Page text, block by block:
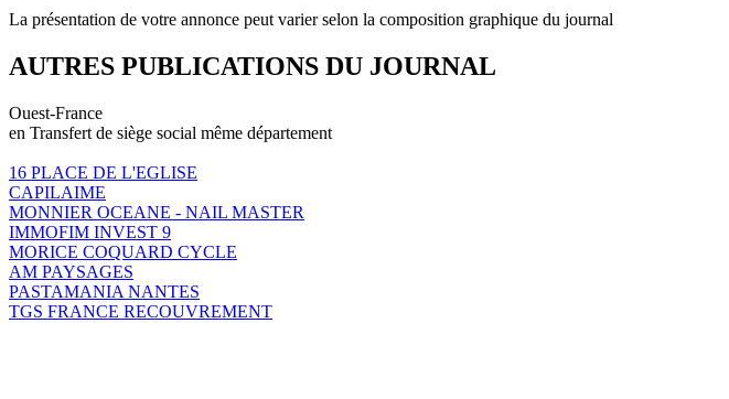
La présentation de votre annonce peut varier selon la composition graphique du journal
AUTRES PUBLICATIONS DU JOURNAL
Ouest-France
en Transfert de siège social même département
16 PLACE DE L'EGLISE
CAPILAIME
MONNIER OCEANE - NAIL MASTER
IMMOFIM INVEST 9
MORICE COQUARD CYCLE
AM PAYSAGES
PASTAMANIA NANTES
TGS FRANCE RECOUVREMENT